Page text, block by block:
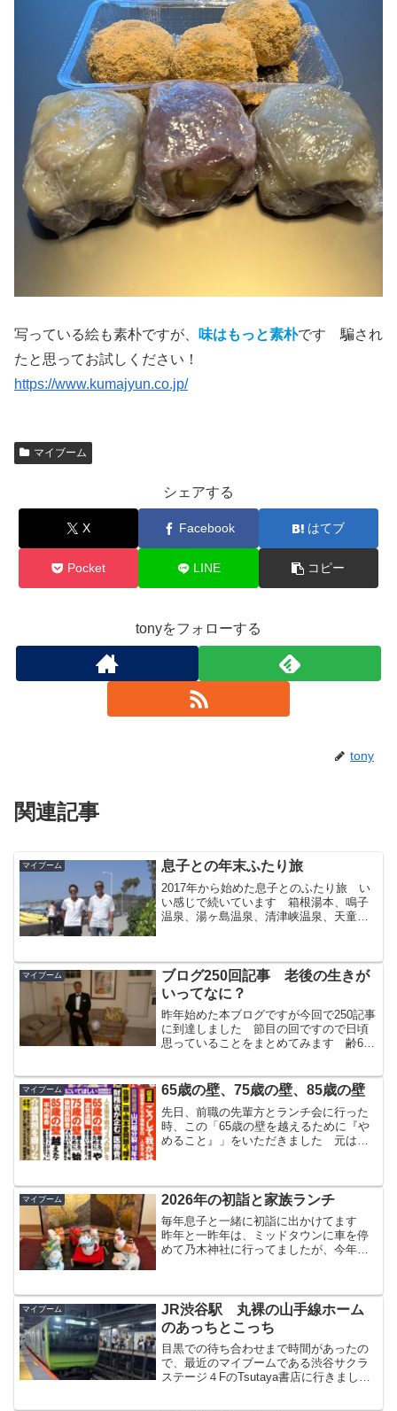
写っている絵も素朴ですが、 味はもっと素朴です 騙され
たと思ってお試しください！
https://www.kumajyun.co.jp/
マイブーム
シェアする
X Facebook はてブ
Pocket LINE コピー
tonyをフォローする
tony
関連記事
マイブーム 息子との年末ふたり旅
2017年から始めた息子とのふたり旅 い
い感じで続いています 箱根湯本、鳴子
温泉、湯ヶ島温泉、清津峡温泉、天童温
マイブーム
ブログ250回記事 老後の生きが
いってなに？
昨年始めた本ブログですが今回で250記事
に到達しました 節目の回ですので日頃
思っていることをまとめてみます 齢67
は何を生きがいにするか、自分なりに考
えてみました
マイブーム 65歳の壁、75歳の壁、85歳の壁
先日、前職の先輩方とランチ会に行った
時、この「65歳の壁を越えるために『や
めること』」をいただきました 元は、
した
マイブーム 2026年の初詣と家族ランチ
毎年息子と一緒に初詣に出かけてます
昨年と一昨年は、ミッドタウンに車を停
めて乃木神社に行ってましたが、今年
マイブーム
JR渋谷駅 丸裸の山手線ホーム
のあっちとこっち
目黒での待ち合わせまで時間があったの
で、最近のマイブームである渋谷サクラ
ステージ４FのTsutaya書店に行きまし